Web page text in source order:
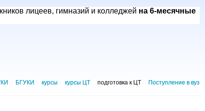
лицеев, гимназий и колледжей на 6-месячные
БГУКИ курсы курсы ЦТ подготовка к ЦТ Поступление в вуз